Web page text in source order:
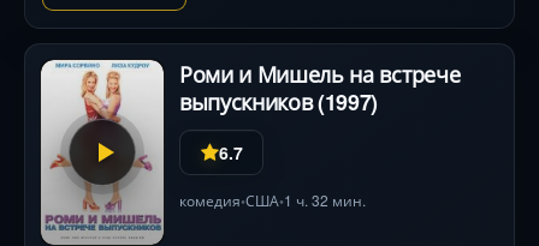
Роми и Мишель на встрече
выпускников (1997)
6.7
комедия•США•1 ч. 32 мин.